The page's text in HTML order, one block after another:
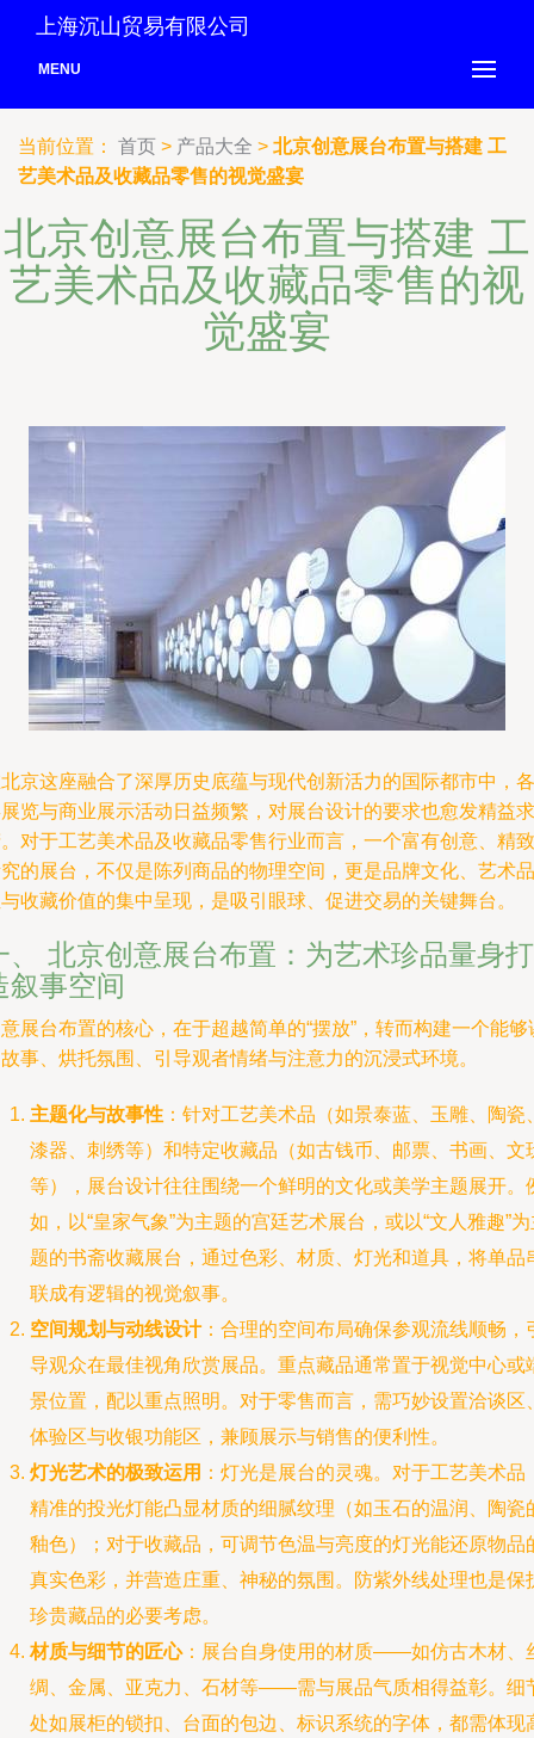
上海沉山贸易有限公司
MENU
当前位置： 首页 > 产品大全 > 北京创意展台布置与搭建 工
艺美术品及收藏品零售的视觉盛宴
北京创意展台布置与搭建 工
艺美术品及收藏品零售的视
觉盛宴
京这座融合了深厚历史底蕴与现代创新活力的国际都市中，各
览与商业展示活动日益频繁，对展台设计的要求也愈发精益求
对于工艺美术品及收藏品零售行业而言，一个富有创意、精致
的展台，不仅是陈列商品的物理空间，更是品牌文化、艺术品
收藏价值的集中呈现，是吸引眼球、促进交易的关键舞台。
、 北京创意展台布置：为艺术珍品量身打
叙事空间
展台布置的核心，在于超越简单的“摆放”，转而构建一个能够
事、烘托氛围、引导观者情绪与注意力的沉浸式环境。
主题化与故事性 ：针对工艺美术品（如景泰蓝、玉雕、陶瓷
漆器、刺绣等）和特定收藏品（如古钱币、邮票、书画、文
等），展台设计往往围绕一个鲜明的文化或美学主题展开。
如，以“皇家气象”为主题的宫廷艺术展台，或以“文人雅趣”
题的书斋收藏展台，通过色彩、材质、灯光和道具，将单品
联成有逻辑的视觉叙事。
空间规划与动线设计：合理的空间布局确保参观流线顺畅，
导观众在最佳视角欣赏展品。重点藏品通常置于视觉中心或
景位置，配以重点照明。对于零售而言，需巧妙设置洽谈区
体验区与收银功能区，兼顾展示与销售的便利性。
灯光艺术的极致运用 ：灯光是展台的灵魂。对于工艺美术品
精准的投光灯能凸显材质的细腻纹理（如玉石的温润、陶瓷
釉色）；对于收藏品，可调节色温与亮度的灯光能还原物品
真实色彩，并营造庄重、神秘的氛围。防紫外线处理也是保
珍贵藏品的必要考虑。
材质与细节的匠心：展台自身使用的材质——如仿古木材、
绸、金属、亚克力、石材等——需与展品气质相得益彰。细
处如展柜的锁扣、台面的包边、标识系统的字体，都需体现